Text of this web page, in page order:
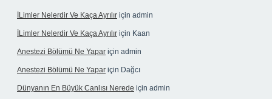
İLimler Nelerdir Ve Kaça Ayrılır için admin
İLimler Nelerdir Ve Kaça Ayrılır için Kaan
Anestezi Bölümü Ne Yapar için admin
Anestezi Bölümü Ne Yapar için Dağcı
Dünyanın En Büyük Canlısı Nerede için admin